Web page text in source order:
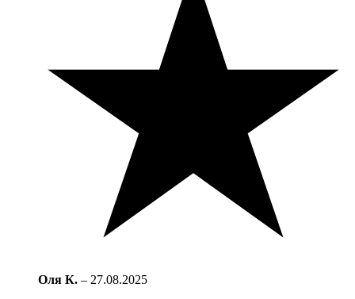
Оля К. – 27.08.2025